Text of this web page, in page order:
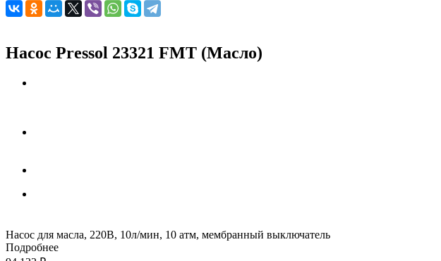
Насос Pressol 23321 FMT (Масло)
Насос для масла, 220В, 10л/мин, 10 атм, мембранный выключатель
Подробнее